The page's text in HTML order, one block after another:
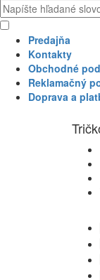
Predajňa
Kontakty
Obchodné
Reklamačný
Doprava a